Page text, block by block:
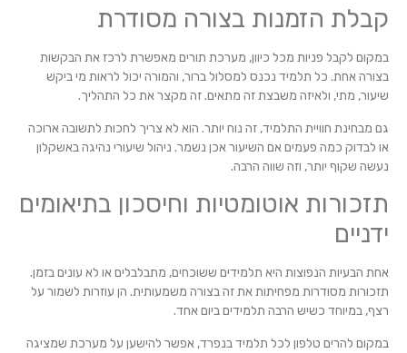
קבלת הזמנות בצורה מסודרת
במקום לקבל פניות מכל כיוון, מערכת תורים מאפשרת לרכז את הבקשות
בצורה אחת. כל תלמיד נכנס למסלול ברור, והמורה יכול לראות מי ביקש
שיעור, מתי, ולאיזה משבצת זה מתאים. זה מקצר את כל התהליך.
גם מבחינת חוויית התלמיד, זה נוח יותר. הוא לא צריך לחכות לתשובה ארוכה
או לבדוק כמה פעמים אם השיעור אכן נשמר. ניהול שיעורי נהיגה באשקלון
נעשה שקוף יותר, וזה שווה הרבה.
תזכורות אוטומטיות וחיסכון בתיאומים
ידניים
אחת הבעיות הנפוצות היא תלמידים ששוכחים, מתבלבלים או לא עונים בזמן.
תזכורות מסודרות מפחיתות את זה בצורה משמעותית. הן עוזרות לשמור על
רצף, במיוחד כשיש הרבה תלמידים ביום אחד.
במקום להרים טלפון לכל תלמיד בנפרד, אפשר להישען על מערכת שמציגה